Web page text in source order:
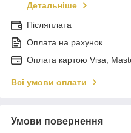
Детальніше
Післяплата
Оплата на рахунок
Оплата картою Visa,
Всі умови оплати
Умови повернення